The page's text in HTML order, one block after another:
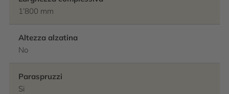
1’800 mm
Altezza alzatina
No
Paraspruzzi
Si